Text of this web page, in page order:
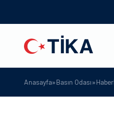
Anasayfa»Basın Odası»